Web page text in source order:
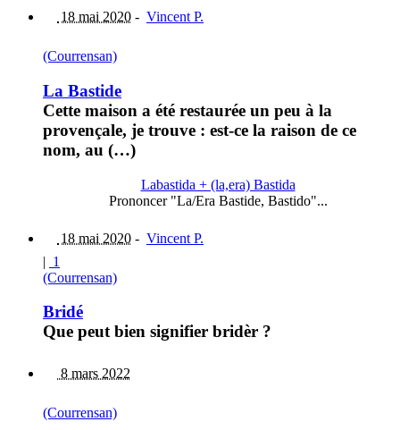
18 mai 2020 - Vincent P.
(Courrensan)
La Bastide
Cette maison a été restaurée un peu à la
provençale, je trouve : est-ce la raison de ce
nom, au (…)
Labastida + (la,era) Bastida
Prononcer "La/Era Bastide, Bastido"...
18 mai 2020 - Vincent P.
| 1
(Courrensan)
Bridé
Que peut bien signifier bridèr ?
8 mars 2022
(Courrensan)